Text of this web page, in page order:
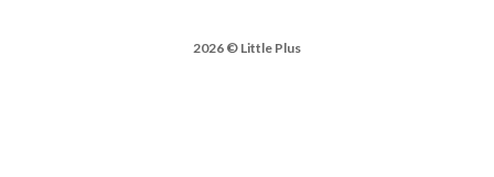
2026 © Little Plus